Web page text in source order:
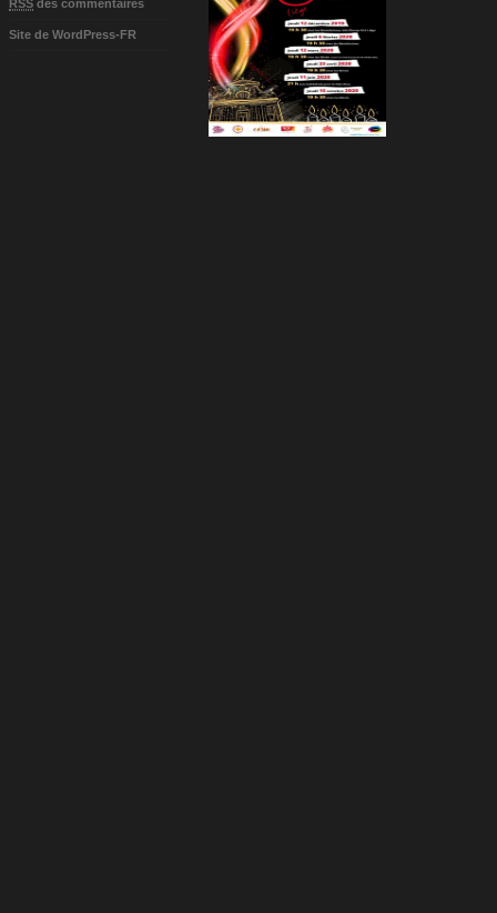
RSS des commentaires
Site de WordPress-FR